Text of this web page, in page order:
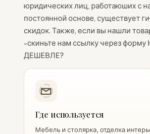
юридических лиц, работаюших с
постоянной основе, существует
скидок. Также, если вы нашли
-скиньте нам ссылку через
ДЕШЕВЛЕ?
Где используется
Мебель и столярка, отделка